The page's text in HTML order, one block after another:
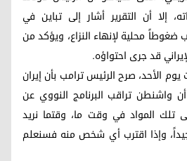
إلا أن التقرير أشار إلى تباين في
ضغوطاً محلية لإنهاء النزاع، ويؤكد من
قد جرى احتواؤه.
الأحد، صرح الرئيس ترامب بأن إيران
واشنطن تراقب البرنامج النووي عن
المواد في وقت ما، وقتما نريد
وإذا اقترب أي شخص منه فسنعلم